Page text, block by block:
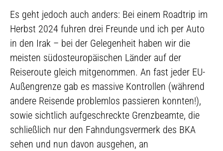
Es geht jedoch auch anders: Bei einem Roadtrip im
Herbst 2024 fuhren drei Freunde und ich per Auto
in den Irak – bei der Gelegenheit haben wir die
meisten südosteuropäischen Länder auf der
Reiseroute gleich mitgenommen. An fast jeder EU-
Außengrenze gab es massive Kontrollen (während
andere Reisende problemlos passieren konnten!),
sowie sichtlich aufgeschreckte Grenzbeamte, die
schließlich nur den Fahndungsvermerk des BKA
sehen und nun davon ausgehen, an